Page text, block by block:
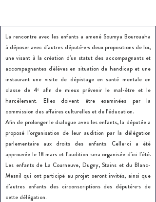
La rencontre avec les enfants a amené Soumya Bourouaha
à déposer avec d’autres député·e·s deux propositions de loi,
une visant à la création d'un statut des accompagnants et
accompagnantes d'élèves en situation de handicap et une
instaurant une visite de dépistage en santé mentale en
classe de 4ᵉ afin de mieux prévenir le mal-être et le
harcèlement. Elles doivent être examinées par la
commission des affaires culturelles et de l’éducation.
Afin de prolonger le dialogue avec les enfants, la députée a
proposé l’organisation de leur audition par la délégation
parlementaire aux droits des enfants. Celle-ci a été
approuvée le 18 mars et l’audition sera organisée d’ici l’été.
Les enfants de La Courneuve, Dugny, Stains et du Blanc-
Mesnil qui ont participé au projet seront invités, ainsi que
d’autres enfants des circonscriptions des député·e·s de
cette délégation.